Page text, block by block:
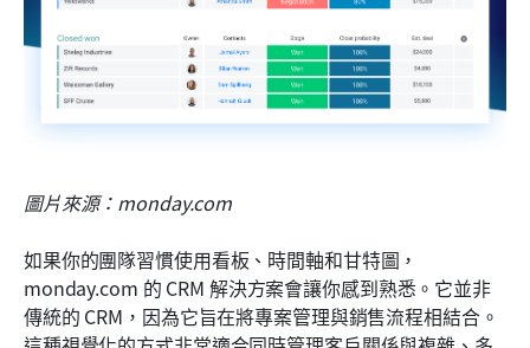
圖片來源：monday.com
如果你的團隊習慣使用看板、時間軸和甘特圖，
monday.com 的 CRM 解決方案會讓你感到熟悉。它並非
傳統的 CRM，因為它旨在將專案管理與銷售流程相結合。